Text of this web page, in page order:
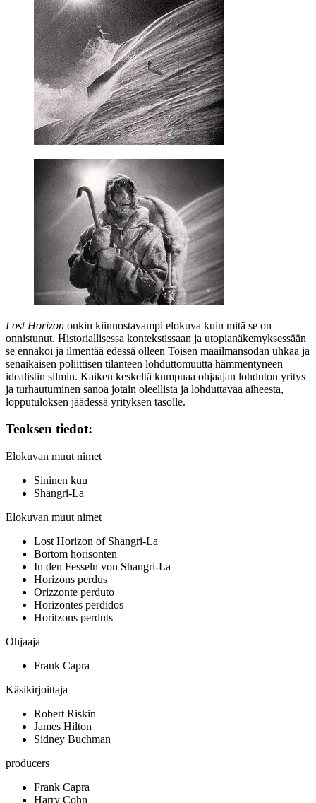
Lost Horizon onkin kiinnostavampi elokuva kuin mitä se on
onnistunut. Historiallisessa kontekstissaan ja utopianäkemyksessään
se ennakoi ja ilmentää edessä olleen Toisen maailmansodan uhkaa ja
senaikaisen poliittisen tilanteen lohduttomuutta hämmentyneen
idealistin silmin. Kaiken keskeltä kumpuaa ohjaajan lohduton yritys
ja turhautuminen sanoa jotain oleellista ja lohduttavaa aiheesta,
lopputuloksen jäädessä yrityksen tasolle.
Teoksen tiedot:
Elokuvan muut nimet
Sininen kuu
Shangri-La
Elokuvan muut nimet
Lost Horizon of Shangri-La
Bortom horisonten
In den Fesseln von Shangri-La
Horizons perdus
Orizzonte perduto
Horizontes perdidos
Horitzons perduts
Ohjaaja
Frank Capra
Käsikirjoittaja
Robert Riskin
James Hilton
Sidney Buchman
producers
Frank Capra
Harry Cohn